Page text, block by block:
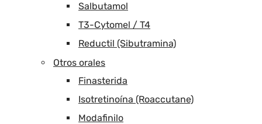
Salbutamol
T3-Cytomel / T4
Reductil (Sibutramina)
Otros orales
Finasterida
Isotretinoína (Roaccutane)
Modafinilo